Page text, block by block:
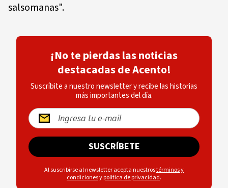
salsomanas".
¡No te pierdas las noticias
destacadas de Acento!
Suscríbite a nuestro newsletter y recibe las historias
más importantes del día.
SUSCRÍBETE
Al suscribirse al newsletter acepta nuestrostérminos y
condicionesypolítica de privacidad.